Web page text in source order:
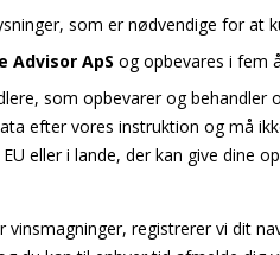
som er nødvendige for
Advisor ApS og opbevares i fem
som opbevarer og behandler
efter vores instruktion og må
eller i lande, der kan give dine
vinsmagninger, registrerer vi dit